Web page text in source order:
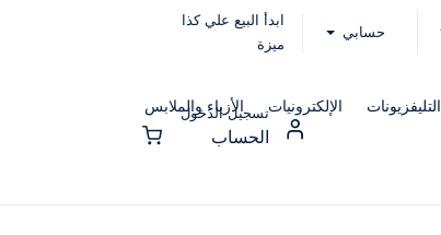
حسابي
ابدأ البيع علي كذا
ميزة
التليفزيونات الإلكترونيات الأزياء والملابس
تسجيل الدخول
الحساب